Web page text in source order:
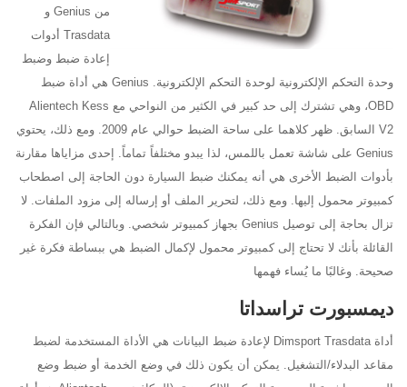
من Genius و
Trasdata أدوات
إعادة ضبط وضبط
وحدة التحكم الإلكترونية لوحدة التحكم الإلكترونية. Genius هي أداة ضبط
OBD، وهي تشترك إلى حد كبير في الكثير من النواحي مع Alientech Kess
V2 السابق. ظهر كلاهما على ساحة الضبط حوالي عام 2009. ومع ذلك، يحتوي
Genius على شاشة تعمل باللمس، لذا يبدو مختلفاً تماماً. إحدى مزاياها مقارنة
بأدوات الضبط الأخرى هي أنه يمكنك ضبط السيارة دون الحاجة إلى اصطحاب
كمبيوتر محمول إليها. ومع ذلك، لتحرير الملف أو إرساله إلى مزود الملفات. لا
تزال بحاجة إلى توصيل Genius بجهاز كمبيوتر شخصي. وبالتالي فإن الفكرة
القائلة بأنك لا تحتاج إلى كمبيوتر محمول لإكمال الضبط هي ببساطة فكرة غير
صحيحة. وغالبًا ما يُساء فهمها
ديمسبورت تراسداتا
أداة Dimsport Trasdata لإعادة ضبط البيانات هي الأداة المستخدمة لضبط
مقاعد البدلاء/التشغيل. يمكن أن يكون ذلك في وضع الخدمة أو ضبط وضع